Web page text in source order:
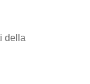
della